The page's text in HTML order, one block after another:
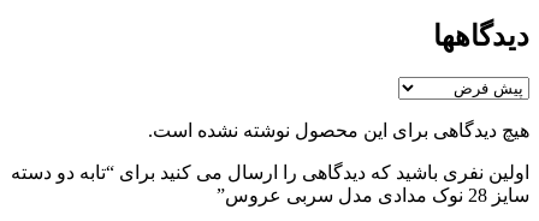
دیدگاهها
هیچ دیدگاهی برای این محصول نوشته نشده است.
اولین نفری باشید که دیدگاهی را ارسال می کنید برای “تابه دو دسته
سایز 28 نوک مدادی مدل سربی عروس”